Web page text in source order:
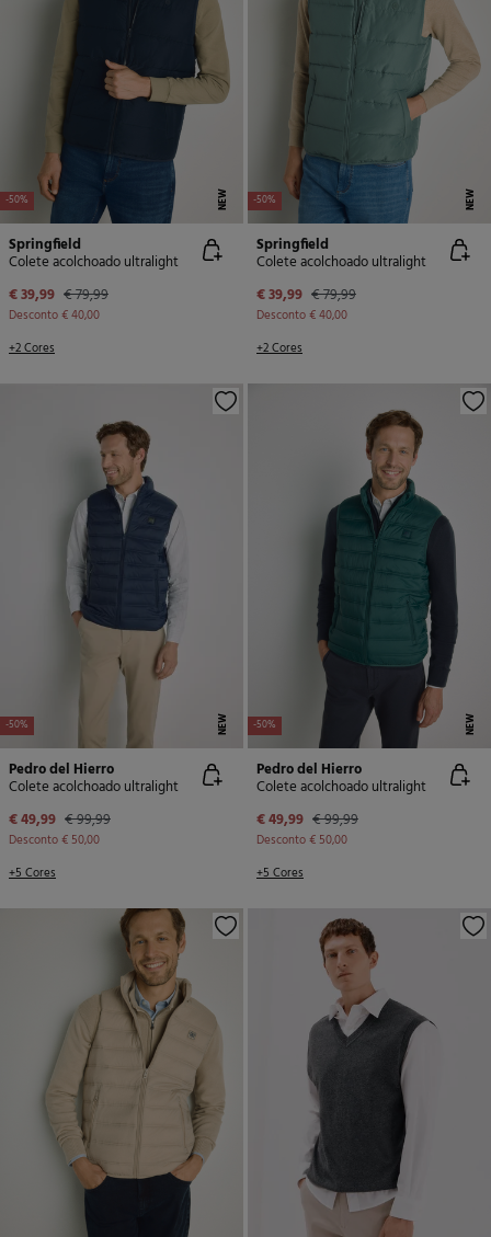
-50% NEW
Springfield
Colete acolchoado ultralight
€ 39,99 € 79,99
Desconto€ 40,00
+2 Cores
-50% NEW
Springfield
Colete acolchoado ultralight
€ 39,99 € 79,99
Desconto€ 40,00
+2 Cores
-50% NEW
Pedro del Hierro
Colete acolchoado ultralight
€ 49,99 € 99,99
Desconto€ 50,00
+5 Cores
-50% NEW
Pedro del Hierro
Colete acolchoado ultralight
€ 49,99 € 99,99
Desconto€ 50,00
+5 Cores